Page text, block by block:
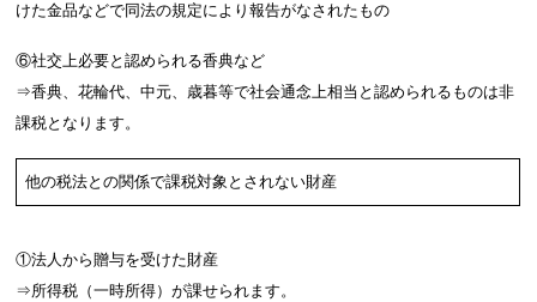
けた金品などで同法の規定により報告がなされたもの
⑥社交上必要と認められる香典など
⇒香典、花輪代、中元、歳暮等で社会通念上相当と認められるものは非
課税となります。
他の税法との関係で課税対象とされない財産
①法人から贈与を受けた財産
⇒所得税（一時所得）が課せられます。